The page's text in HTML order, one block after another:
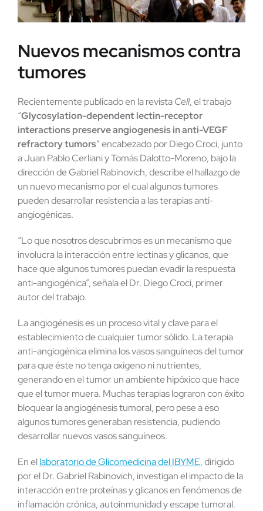
Nuevos mecanismos contra
tumores
Recientemente publicado en la revistaCell, el trabajo
“Glycosylation-dependent lectin-receptor
interactions preserve angiogenesis in anti-VEGF
refractory tumors” encabezado por Diego Croci, junto
a Juan Pablo Cerliani y Tomás Dalotto-Moreno, bajo la
dirección de Gabriel Rabinovich, describe el hallazgo de
un nuevo mecanismo por el cual algunos tumores
pueden desarrollar resistencia a las terapias anti-
angiogénicas.
“Lo que nosotros descubrimos es un mecanismo que
involucra la interacción entre lectinas y glicanos, que
hace que algunos tumores puedan evadir la respuesta
anti-angiogénica”, señala el Dr. Diego Croci, primer
autor del trabajo.
La angiogénesis es un proceso vital y clave para el
establecimiento de cualquier tumor sólido. La terapia
anti-angiogénica elimina los vasos sanguíneos del tumor
para que éste no tenga oxígeno ni nutrientes,
generando en el tumor un ambiente hipóxico que hace
que el tumor muera. Muchas terapias lograron con éxito
bloquear la angiogénesis tumoral, pero pese a eso
algunos tumores generaban resistencia, pudiendo
desarrollar nuevos vasos sanguíneos.
En ellaboratorio de Glicomedicina del IBYME, dirigido
por el Dr. Gabriel Rabinovich, investigan el impacto de la
interacción entre proteínas y glicanos en fenómenos de
inflamación crónica, autoinmunidad y escape tumoral.